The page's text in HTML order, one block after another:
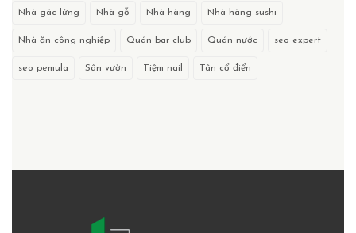
Nhà gác lửng Nhà gỗ Nhà hàng Nhà hàng sushi
Nhà ăn công nghiệp Quán bar club Quán nước seo expert
seo pemula Sân vườn Tiệm nail Tân cổ điển